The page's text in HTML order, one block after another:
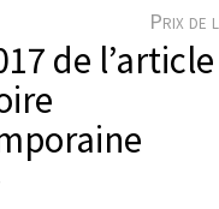
Prix de
de l’article